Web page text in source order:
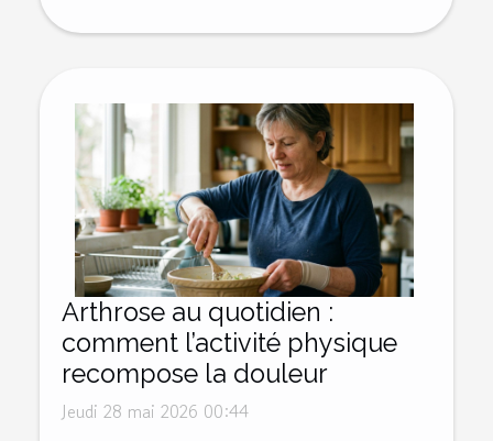
Arthrose au quotidien :
comment l’activité physique
recompose la douleur
Jeudi 28 mai 2026 00:44